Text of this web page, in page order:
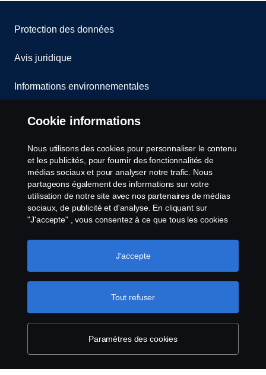
Protection des données
Avis juridique
Informations environnementales
Whistleblowing
Contact
Cookies politique
Paramètres des cookies
© Copyright Scania 2025 All rights reserved. Scania
CV AB (publ), SE-151 87 Södertälje, Sweden, Tel:
+46-8-55 38 10 00, Fax: +46-8-55 38 10 37.
Cookie informations
Nous utilisons des cookies pour personnaliser le contenu
et les publicités, pour fournir des fonctionnalités de
médias sociaux et pour analyser notre trafic. Nous
partageons également des informations sur votre
utilisation de notre site avec nos partenaires de médias
sociaux, de publicité et d'analyse. En cliquant sur
"J'accepte" , vous consentez à ce que tous les cookies
Vous pouvez également gérer vos cookies en cliquant
sur "Paramètres des cookies" et en sélectionnant les
les cookies, que vous trouverez en cliquant sur le lien
situé sous ce texte. Pour en savoir plus sur la
protection de votre vie privée
Paramètres des cookies
Tout refuser
J'accepte